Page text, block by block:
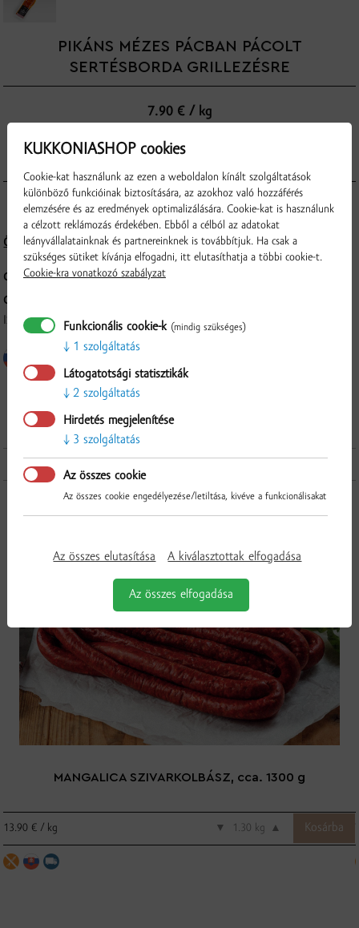
PIKÁNS MÉZES PÁCBAN PÁCOLT
SERTÉSBORDA GRILLEZÉSRE
7.90 € / kg
▼ kg ▲
Összetétel és tápérték
CSOMAGOLÁS: kb. 400 g, vákuumcsomagolt
GYÁRTÓ:
ISTERMEAT a.s., Povodská cesta 14, 929 01 Dunajská Streda
További termékek a kategóriából
MANGALICA SZIVARKOLBÁSZ, cca. 1300 g
13.90 € / kg ▼ kg ▲
KUKKONIASHOP cookies
Cookie-kat használunk az ezen a weboldalon kínált szolgáltatások
különböző funkcióinak biztosítására, az azokhoz való hozzáférés
elemzésére és az eredmények optimalizálására. Cookie-kat is használunk
a célzott reklámozás érdekében. Ebből a célból az adatokat
leányvállalatainknak és partnereinknek is továbbítjuk. Ha csak a
szükséges sütiket kívánja elfogadni, itt elutasíthatja a többi cookie-t.
Cookie-kra vonatkozó szabályzat
Funkcionális cookie-k (mindig szükséges)
1 szolgáltatás
Látogatotsági statisztikák
2 szolgáltatás
Hirdetés megjelenítése
3 szolgáltatás
Az összes cookie
Az összes cookie engedélyezése/letiltása, kivéve a funkcionálisakat
Az összes elutasítása A kiválasztottak elfogadása
Az összes elfogadása